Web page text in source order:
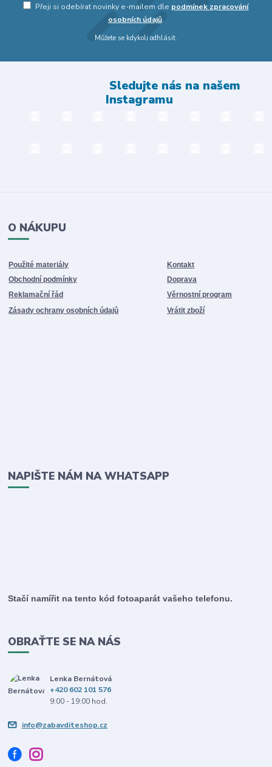
Přeji si odebírat novinky e-mailem dle podmínek zpracování
osobních údajů.
Můžete se kdykoli odhlásit.
Sledujte nás na našem
Instagramu
O NÁKUPU
Použité materiály
Kontakt
Obchodní podmínky
Doprava
Reklamační řád
Věrnostní program
Zásady ochrany osobních údajů
Vrátit zboží
NAPIŠTE NÁM NA WHATSAPP
Stačí namířit na tento kód fotoaparát vašeho telefonu.
OBRAŤTE SE NA NÁS
Lenka Bernátová
+420 602 101 576
9:00 - 19:00 hod.
info@zabavditeshop.cz